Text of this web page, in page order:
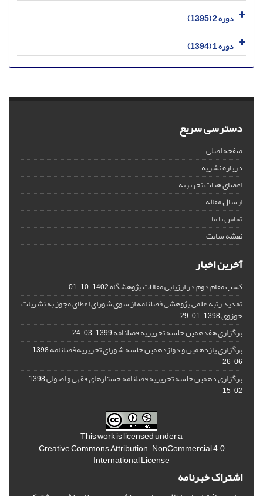
دوره 2 (1395)
دوره 1 (1394)
دسترسی سریع
صفحه اصلی
درباره نشریه
اعضای هیات تحریریه
ارسال مقاله
تماس با ما
نقشه سایت
آخرین اخبار
کسب مقام دوم در ارزیابی مقالات پژوهشگاه1402-10-01
تمدید رتبه علمی پژوهشی فصلنامه از سوی شورای اعطای مجوز به نشریات
حوزوی1398-01-29
برگزاری هفدهمین جلسه تحریریه فصلنامه1399-03-24
برگزاری یازدهمین و دوازدهمین جلسه شورای تحریریه فصلنامه
1398-
06-26
برگزاری دهمین جلسه تحریریه فصلنامه جستارهای فقهی و اصولی
1398-
02-15
This work is licensed under a
Creative Commons Attribution-NonCommercial 4.0
International License
اشتراک خبرنامه